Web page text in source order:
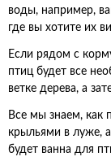
воды, например,
где вы хотите их
Если рядом с
птиц будет все
ветке дерева, а
Все мы знаем, как
крыльями в луже, а
будет ванна для